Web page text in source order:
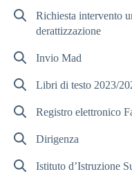
Richiesta intervento
derattizzazione
Invio Mad
Libri di testo 2023/
Registro elettronico
Dirigenza
Istituto d’Istruzione